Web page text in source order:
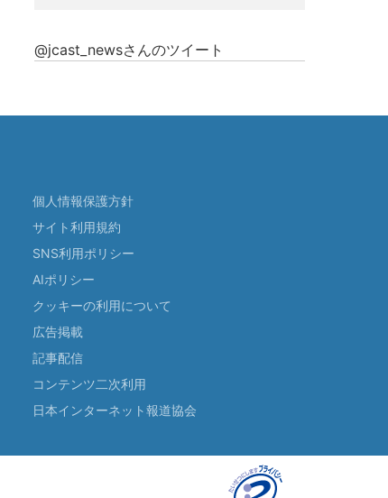
@jcast_newsさんのツイート
個人情報保護方針
サイト利用規約
SNS利用ポリシー
AIポリシー
クッキーの利用について
広告掲載
記事配信
コンテンツ二次利用
日本インターネット報道協会